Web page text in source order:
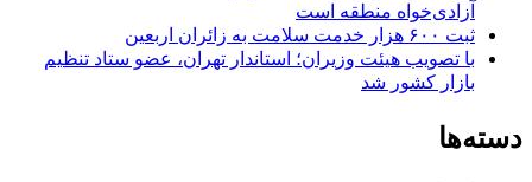
آزادی‌خواه منطقه است
ثبت ۶۰۰ هزار خدمت سلامت به زائران اربعین
با تصویب هیئت وزیران؛ استاندار تهران، عضو ستاد تنظیم
بازار کشور شد
دسته‌ها